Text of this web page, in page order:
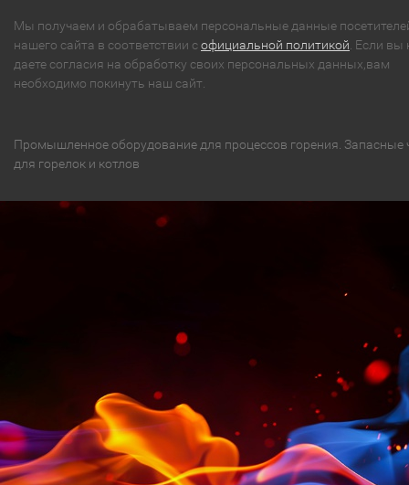
Мы получаем и обрабатываем персональные данные
нашего сайта в соответствии софициальной политикой . Если вы
даете согласия на обработку своих персональных данных,вам
необходимо покинуть наш сайт.
Промышленное оборудование для процессов горения. Запасные
для горелок и котлов